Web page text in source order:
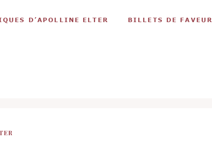
D’APOLLINE ELTER BILLETS DE FAVEUR